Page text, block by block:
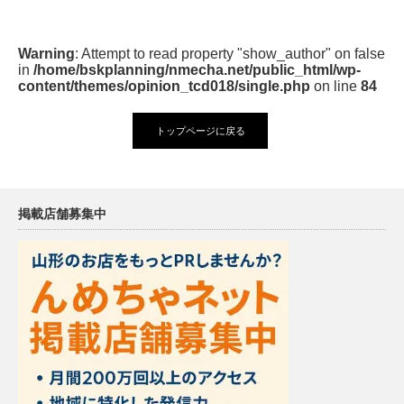
Warning: Attempt to read property "show_author" on false
in /home/bskplanning/nmecha.net/public_html/wp-
content/themes/opinion_tcd018/single.php on line 84
トップページに戻る
掲載店舗募集中